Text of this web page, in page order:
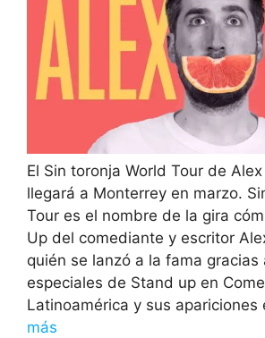
El Sin toronja World Tour de
llegará a Monterrey en marzo.
Tour es el nombre de la gira
Up del comediante y escritor
quién se lanzó a la fama gracias
especiales de Stand up en
Latinoamérica y sus apariciones
más